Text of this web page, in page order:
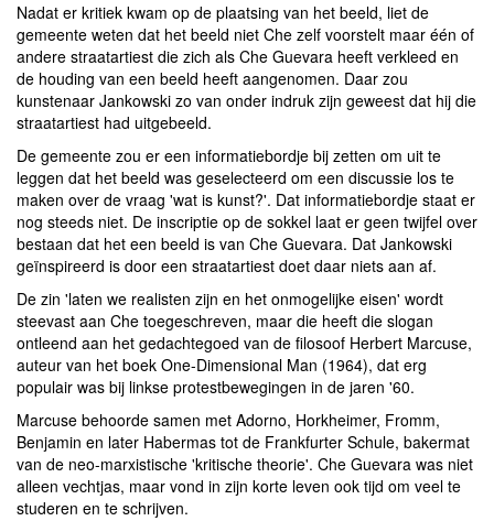
Nadat er kritiek kwam op de plaatsing van het beeld, liet de
gemeente weten dat het beeld niet Che zelf voorstelt maar één of
andere straatartiest die zich als Che Guevara heeft verkleed en
de houding van een beeld heeft aangenomen. Daar zou
kunstenaar Jankowski zo van onder indruk zijn geweest dat hij die
straatartiest had uitgebeeld.
De gemeente zou er een informatiebordje bij zetten om uit te
leggen dat het beeld was geselecteerd om een discussie los te
maken over de vraag 'wat is kunst?'. Dat informatiebordje staat er
nog steeds niet. De inscriptie op de sokkel laat er geen twijfel over
bestaan dat het een beeld is van Che Guevara. Dat Jankowski
geïnspireerd is door een straatartiest doet daar niets aan af.
De zin 'laten we realisten zijn en het onmogelijke eisen' wordt
steevast aan Che toegeschreven, maar die heeft die slogan
ontleend aan het gedachtegoed van de filosoof Herbert Marcuse,
auteur van het boek One-Dimensional Man (1964), dat erg
populair was bij linkse protestbewegingen in de jaren '60.
Marcuse behoorde samen met Adorno, Horkheimer, Fromm,
Benjamin en later Habermas tot de Frankfurter Schule, bakermat
van de neo-marxistische 'kritische theorie'. Che Guevara was niet
alleen vechtjas, maar vond in zijn korte leven ook tijd om veel te
studeren en te schrijven.